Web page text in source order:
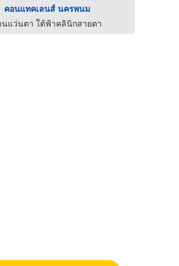
คอนแทคเลนส์ นครพนม
นแว่นตา ใต้ฟ้าคลินิกสายตา